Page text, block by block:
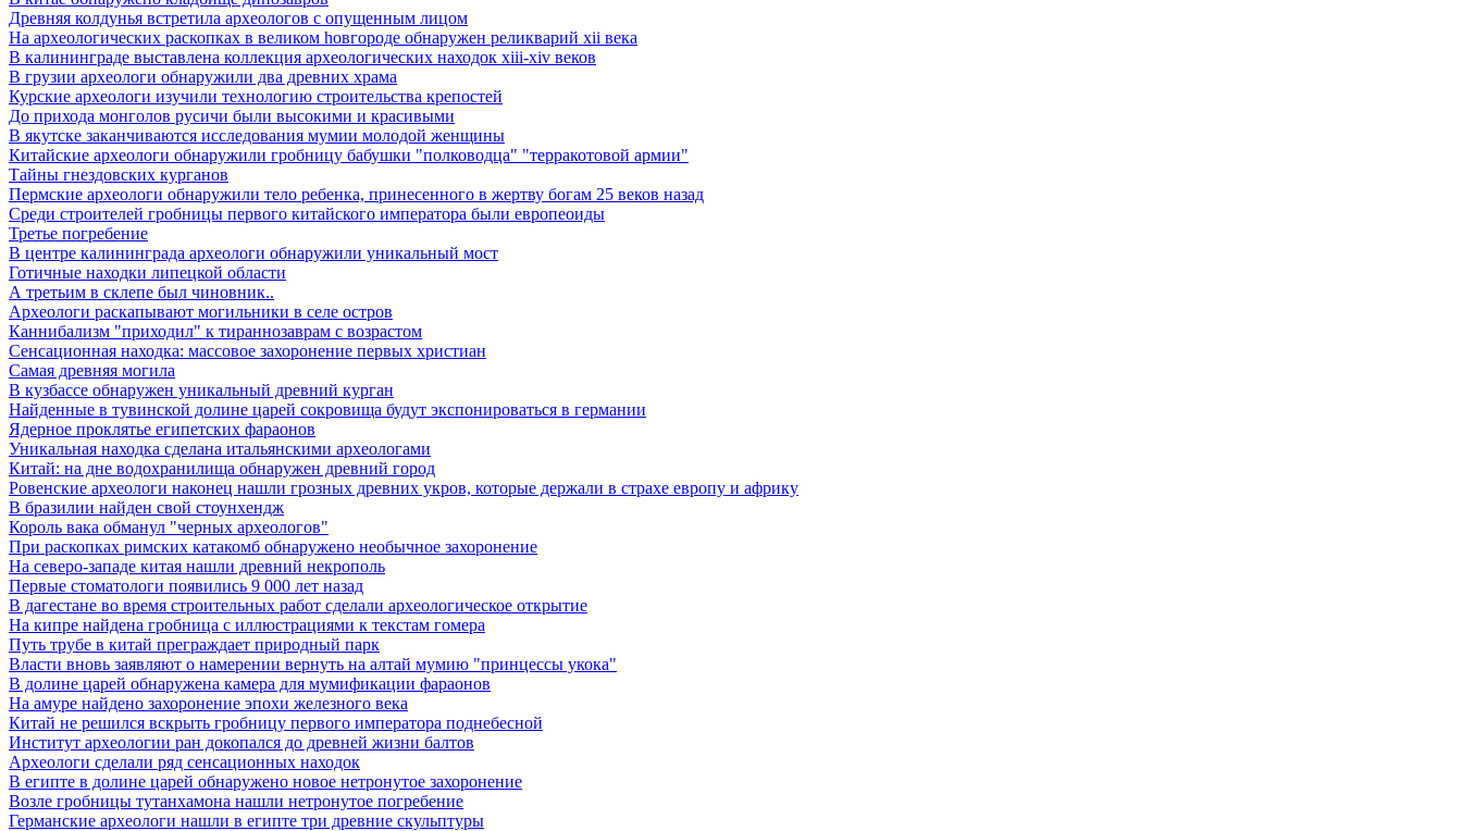
Древняя колдунья встретила археологов с опущенным лицом
Hа археологических раскопках в великом hовгороде обнаружен реликварий xii века
В калининграде выставлена коллекция археологических находок xiii-xiv веков
В грузии археологи обнаружили два древних храма
Курские археологи изучили технологию строительства крепостей
До прихода монголов русичи были высокими и красивыми
В якутске заканчиваются исследования мумии молодой женщины
Китайские археологи обнаружили гробницу бабушки "полководца" "терракотовой армии"
Тайны гнездовских курганов
Пермские археологи обнаружили тело ребенка, принесенного в жертву богам 25 веков назад
Среди строителей гробницы первого китайского императора были европеоиды
Третье погребение
В центре калининграда археологи обнаружили уникальный мост
Готичные находки липецкой области
А третьим в склепе был чиновник..
Археологи раскапывают могильники в селе остров
Каннибализм "приходил" к тираннозаврам с возрастом
Сенсационная находка: массовое захоронение первых христиан
Самая древняя могила
В кузбассе обнаружен уникальный древний курган
Найденные в тувинской долине царей сокровища будут экспонироваться в германии
Ядерное проклятье египетских фараонов
Уникальная находка сделана итальянскими археологами
Китай: на дне водохранилища обнаружен древний город
Ровенские археологи наконец нашли грозных древних укров, которые держали в страхе европу и африку
В бразилии найден свой стоунхендж
Король вака обманул "черных археологов"
При раскопках римских катакомб обнаружено необычное захоронение
На северо-западе китая нашли древний некрополь
Первые стоматологи появились 9 000 лет назад
В дагестане во время строительных работ сделали археологическое открытие
На кипре найдена гробница с иллюстрациями к текстам гомера
Путь трубе в китай преграждает природный парк
Власти вновь заявляют о намерении вернуть на алтай мумию "принцессы укока"
В долине царей обнаружена камера для мумификации фараонов
На амуре найдено захоронение эпохи железного века
Китай не решился вскрыть гробницу первого императора поднебесной
Институт археологии ран докопался до древней жизни балтов
Археологи сделали ряд сенсационных находок
В египте в долине царей обнаружено новое нетронутое захоронение
Возле гробницы тутанхамона нашли нетронутое погребение
Германские археологи нашли в египте три древние скульптуры